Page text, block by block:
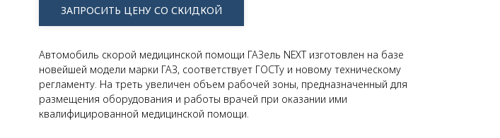
ЗАПРОСИТЬ ЦЕНУ СО СКИДКОЙ
Автомобиль скорой медицинской помощи ГАЗель NEXT изготовлен на базе
новейшей модели марки ГАЗ, соответствует ГОСТу и новому техническому
регламенту. На треть увеличен объем рабочей зоны, предназначенный для
размещения оборудования и работы врачей при оказании ими
квалифицированной медицинской помощи.